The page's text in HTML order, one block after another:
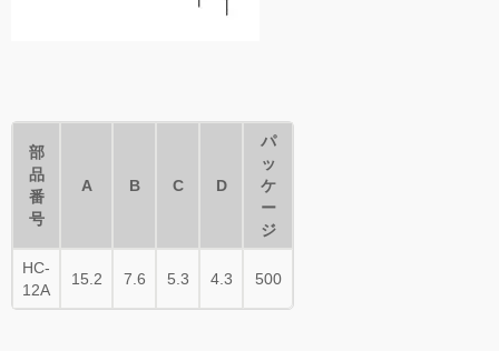
部
品
番
号
A B C D
パ
ッ
ケ
ー
ジ
HC-
12A
15.2 7.6 5.3 4.3 500